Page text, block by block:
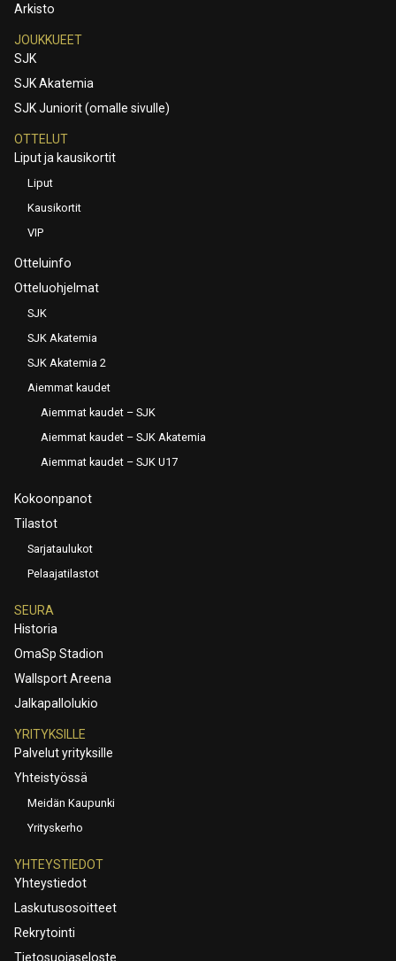
Arkisto
JOUKKUEET
SJK
SJK Akatemia
SJK Juniorit (omalle sivulle)
OTTELUT
Liput ja kausikortit
Liput
Kausikortit
VIP
Otteluinfo
Otteluohjelmat
SJK
SJK Akatemia
SJK Akatemia 2
Aiemmat kaudet
Aiemmat kaudet – SJK
Aiemmat kaudet – SJK Akatemia
Aiemmat kaudet – SJK U17
Kokoonpanot
Tilastot
Sarjataulukot
Pelaajatilastot
SEURA
Historia
OmaSp Stadion
Wallsport Areena
Jalkapallolukio
YRITYKSILLE
Palvelut yrityksille
Yhteistyössä
Meidän Kaupunki
Yrityskerho
YHTEYSTIEDOT
Yhteystiedot
Laskutusosoitteet
Rekrytointi
Tietosuojaseloste